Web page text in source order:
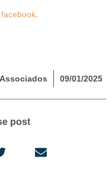
facebook
09/01/2025
post